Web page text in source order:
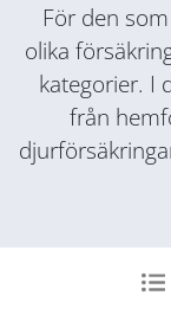
För den
olika
kategorier. I
från